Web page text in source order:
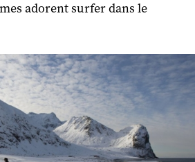
adorent surfer dans le